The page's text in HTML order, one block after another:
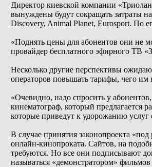
Директор киевской компании
вынуждены будут сокращать затраты
Discovery, Animal Planet, Eurosport. По
«Поднять цены для абонентов они не
провайдер бесплатного эфирного ТВ
Несколько другие перспективы
операторов повышать тарифы, чего им
«Очевидно, надо спросить у
кинематограф, который предлагается
которые приведут к удорожанию
В случае принятия законопроекта
онлайн-кинопроката. Сайтов, на
требуются. Но все они подписывают
называться «демонстратором»